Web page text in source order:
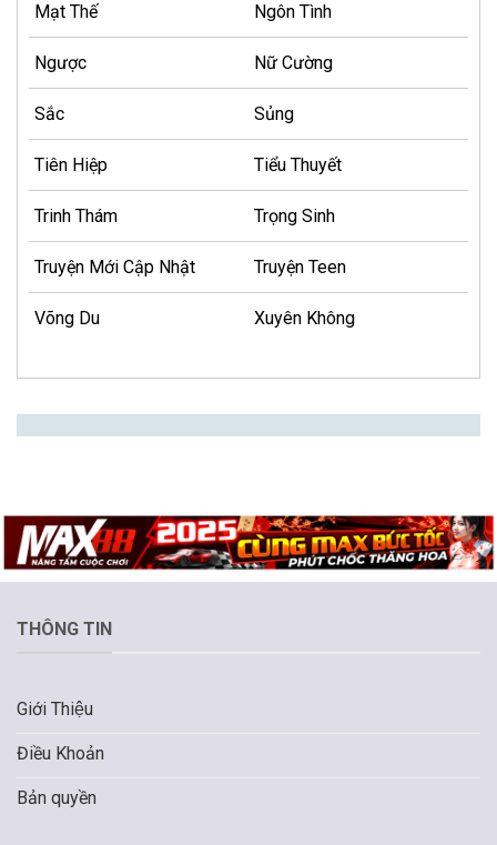
Mạt Thế Ngôn Tình
Ngược Nữ Cường
Sắc Sủng
Tiên Hiệp Tiểu Thuyết
Trinh Thám Trọng Sinh
Truyện Mới Cập Nhật Truyện Teen
Võng Du Xuyên Không
THÔNG TIN
Giới Thiệu
Điều Khoản
Bản quyền